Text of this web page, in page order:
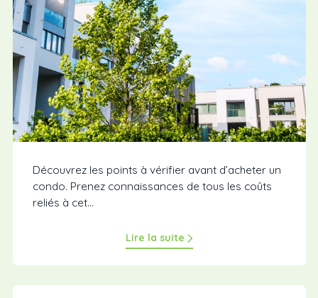
Découvrez les points à vérifier avant d’acheter un
condo. Prenez connaissances de tous les coûts
reliés à cet...
Lire la suite